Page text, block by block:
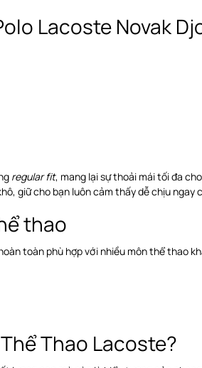
Lacoste Novak
regular fit, mang lại sự thoải mái tối đa
giữ cho bạn luôn cảm thấy dễ chịu ngay
thao
toàn phù hợp với nhiều môn thể thao
Thao Lacoste?